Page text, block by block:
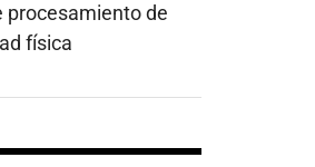
procesamiento de
física